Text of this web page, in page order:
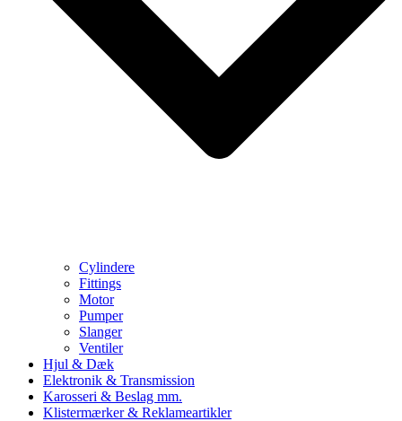
Cylindere
Fittings
Motor
Pumper
Slanger
Ventiler
Hjul & Dæk
Elektronik & Transmission
Karosseri & Beslag mm.
Klistermærker & Reklameartikler